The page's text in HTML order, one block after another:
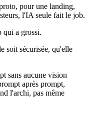
pour une landing,
l'IA seule fait le job.
qui a grossi.
soit sécurisée, qu'elle
sans aucune vision
après prompt,
l'archi, pas même